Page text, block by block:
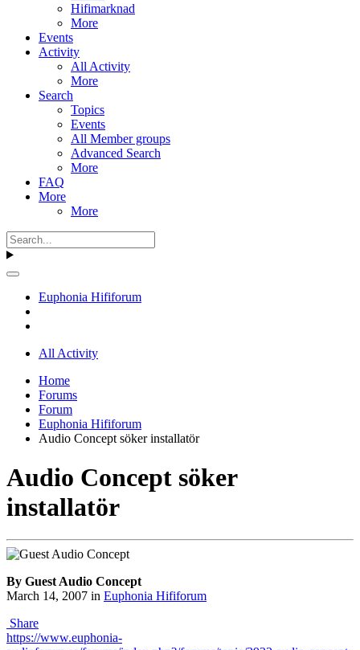
Hifimarknad
More
Events
Activity
All Activity
More
Search
Topics
Events
All Member groups
Advanced Search
More
FAQ
More
More
Euphonia Hififorum
All Activity
Home
Forums
Forum
Euphonia Hififorum
Audio Concept söker installatör
Audio Concept söker
installatör
By Guest Audio Concept
March 14, 2007 in Euphonia Hififorum
Share
https://www.euphonia-